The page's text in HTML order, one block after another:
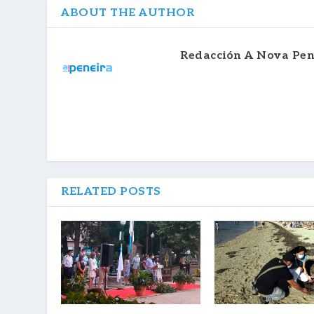
ABOUT THE AUTHOR
Redacción A Nova
RELATED POSTS